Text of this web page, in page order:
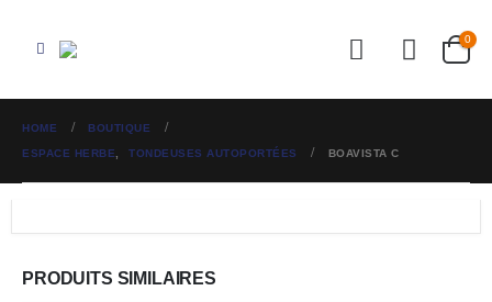
0
HOME BOUTIQUE
ESPACE HERBE TONDEUSES AUTOPORTÉES BOAVISTA C
PRODUITS SIMILAIRES